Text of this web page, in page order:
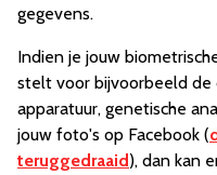
gegevens.
Indien je jouw
stelt voor bijvoorbeeld de
apparatuur, genetische
jouw foto's op Facebook (
teruggedraaid ), dan kan